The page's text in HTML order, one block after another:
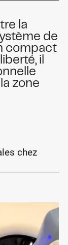
la
de
compact
il
zone
chez